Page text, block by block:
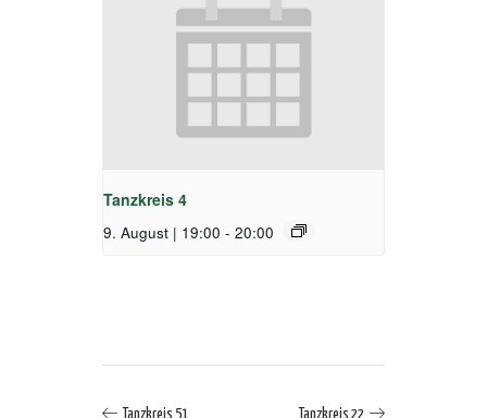
Tanzkreis 4
9. August | 19:00 - 20:00
Tanzkreis 51 Tanzkreis 22